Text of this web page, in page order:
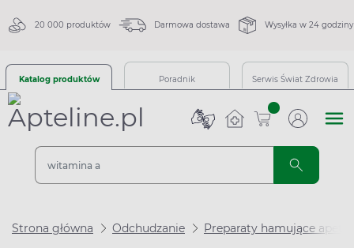
20 000 produktów Darmowa dostawa Wysyłka w 24 godziny
Katalog produktów Poradnik Serwis Świat Zdrowia
sztuk
Strona główna Odchudzanie Preparaty hamujące apetyt